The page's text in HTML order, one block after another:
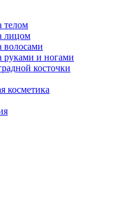
телом
лицом
волосами
руками и ногами
косточки
косметика